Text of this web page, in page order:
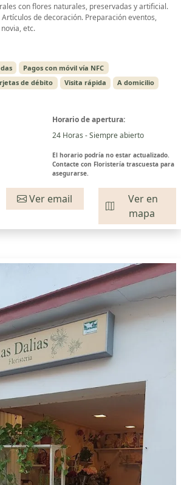
con flores naturales, preservadas y artificial.
de decoración. Preparación eventos,
etc.
Pagos con móvil vía NFC
de débito Visita rápida
A domicilio
Horario de apertura:
24 Horas - Siempre abierto
El horario podría no estar actualizado.
Contacte con Floristería trascuesta para
asegurarse.
Ver email
Ver en
mapa